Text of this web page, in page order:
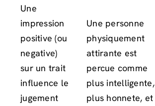
Une
impression
positive (ou
negative)
sur un trait
influence le
jugement
Une personne
physiquement
attirante est
percue comme
plus intelligente,
plus honnete, et